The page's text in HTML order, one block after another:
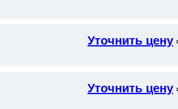
Уточнить цену
Уточнить цену